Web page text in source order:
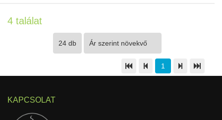
4 találat
1
KAPCSOLAT